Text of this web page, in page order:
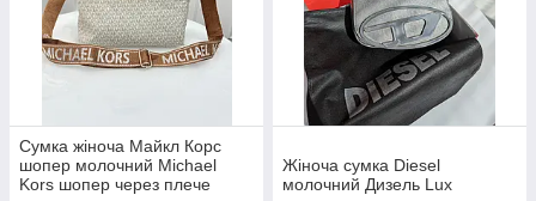
Сумка жіноча Майкл Корс
шопер молочний Michael
Kors шопер через плече
Жіноча сумка Diesel
молочний Дизель Lux